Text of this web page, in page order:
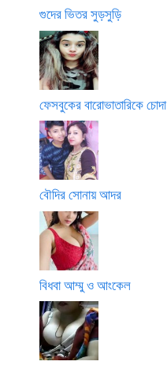
গুদের ভিতর সুড়সুড়ি
ফেসবুকের বারোভাতারিকে চোদা
বৌদির সোনায় আদর
বিধবা আম্মু ও আংকেল